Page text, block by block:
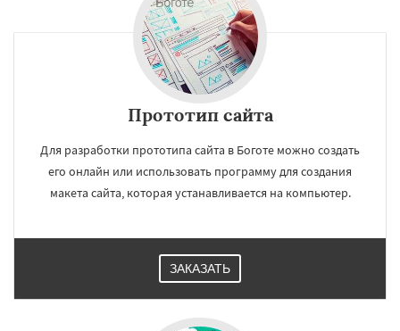
Прототип сайта
Для разработки прототипа сайта в Боготе можно создать
его онлайн или использовать программу для создания
макета сайта, которая устанавливается на компьютер.
ЗАКАЗАТЬ